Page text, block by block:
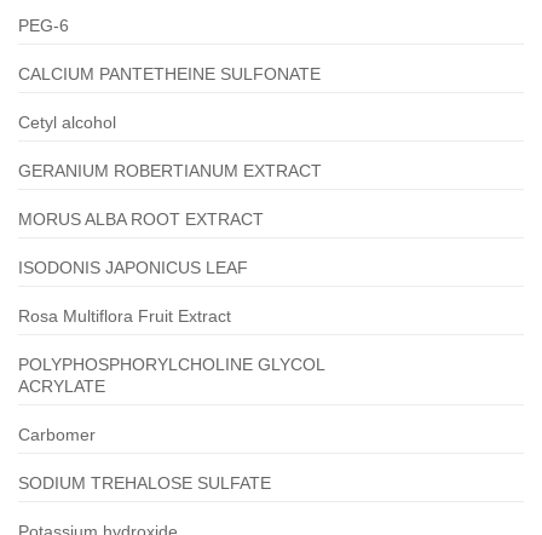
PEG-6
CALCIUM PANTETHEINE SULFONATE
Cetyl alcohol
GERANIUM ROBERTIANUM EXTRACT
MORUS ALBA ROOT EXTRACT
ISODONIS JAPONICUS LEAF
Rosa Multiflora Fruit Extract
POLYPHOSPHORYLCHOLINE GLYCOL
ACRYLATE
Carbomer
SODIUM TREHALOSE SULFATE
Potassium hydroxide